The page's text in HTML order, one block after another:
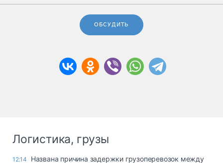
ОБСУДИТЬ
Логистика, грузы
12:14
Названа причина задержки грузоперевозок между